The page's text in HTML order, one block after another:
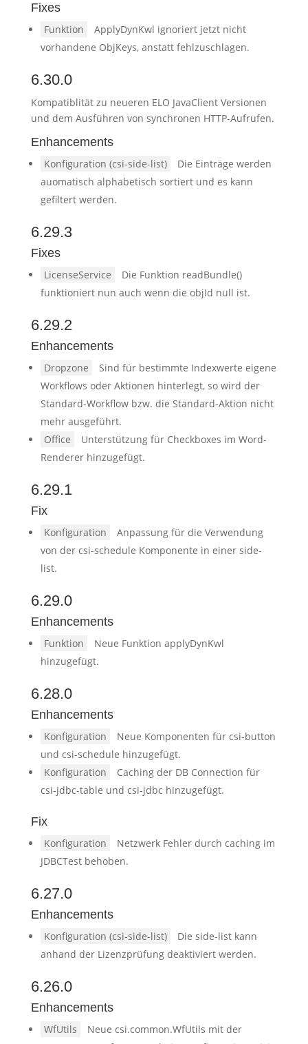
Fixes
Funktion
ApplyDynKwl ignoriert jetzt nicht
vorhandene ObjKeys, anstatt fehlzuschlagen.
6.30.0
Kompatiblität zu neueren ELO JavaClient Versionen
und dem Ausführen von synchronen HTTP-Aufrufen.
Enhancements
Konfiguration (csi-side-list)
Die Einträge werden
auomatisch alphabetisch sortiert und es kann
gefiltert werden.
6.29.3
Fixes
LicenseService
Die Funktion readBundle()
funktioniert nun auch wenn die objId null ist.
6.29.2
Enhancements
Dropzone
Sind für bestimmte Indexwerte eigene
Workflows oder Aktionen hinterlegt, so wird der
Standard-Workflow bzw. die Standard-Aktion nicht
mehr ausgeführt.
Office
Unterstützung für Checkboxes im Word-
Renderer hinzugefügt.
6.29.1
Fix
Konfiguration
Anpassung für die Verwendung
von der csi-schedule Komponente in einer side-
list.
6.29.0
Enhancements
Funktion
Neue Funktion applyDynKwl
hinzugefügt.
6.28.0
Enhancements
Konfiguration
Neue Komponenten für csi-button
und csi-schedule hinzugefügt.
Konfiguration
Caching der DB Connection für
csi-jdbc-table und csi-jdbc hinzugefügt.
Fix
Konfiguration
Netzwerk Fehler durch caching im
JDBCTest behoben.
6.27.0
Enhancements
Konfiguration (csi-side-list)
Die side-list kann
anhand der Lizenzprüfung deaktiviert werden.
6.26.0
Enhancements
WfUtils
Neue csi.common.WfUtils mit der